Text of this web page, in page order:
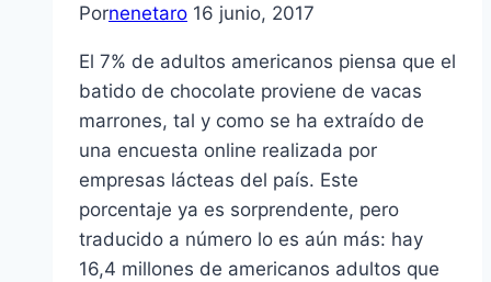
Pornenetaro 16 junio, 2017
El 7% de adultos americanos piensa que el
batido de chocolate proviene de vacas
marrones, tal y como se ha extraído de
una encuesta online realizada por
empresas lácteas del país. Este
porcentaje ya es sorprendente, pero
traducido a número lo es aún más: hay
16,4 millones de americanos adultos que